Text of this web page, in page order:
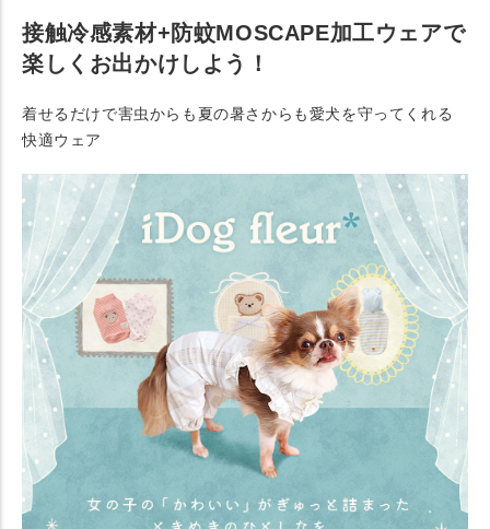
接触冷感素材+防蚊MOSCAPE加工ウェアで
楽しくお出かけしよう！
着せるだけで害虫からも夏の暑さからも愛犬を守ってくれる
快適ウェア